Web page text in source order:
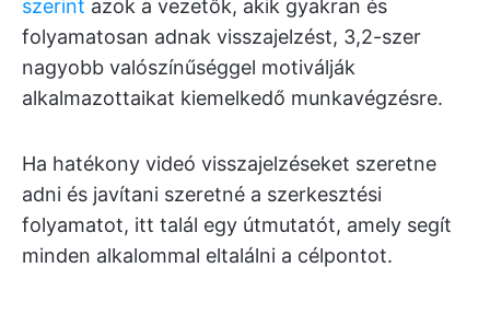
szerint azok a vezetők, akik gyakran és
folyamatosan adnak visszajelzést, 3,2-szer
nagyobb valószínűséggel motiválják
alkalmazottaikat kiemelkedő munkavégzésre.
Ha hatékony videó visszajelzéseket szeretne
adni és javítani szeretné a szerkesztési
folyamatot, itt talál egy útmutatót, amely segít
minden alkalommal eltalálni a célpontot.